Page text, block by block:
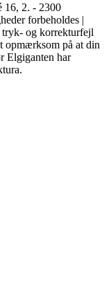
16, 2. - 2300
forbeholdes |
og korrekturfejl
opmærksom på at din
Elgiganten har